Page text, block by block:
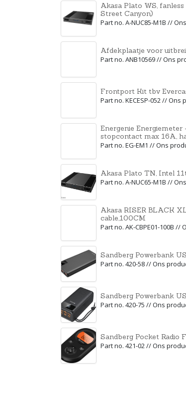
Akasa Plato WS,
Street Canyon)
Part no. A-NUC85-M1B //
Afdekplaatje voor
Part no. ANB10569 // Ons
Frontport Kit tbv
Part no. KECESP-052 // Ons
Energenie
stopcontact max 16A,
Part no. EG-EM1 // Ons
Akasa Plato TN, Intel
Part no. A-NUC65-M1B //
Akasa RISER BLACK
cable,100CM
Part no. AK-CBPE01-100B
Sandberg Powerbank
Part no. 420-58 // Ons
Sandberg Powerbank
Part no. 420-75 // Ons
Sandberg Pocket Radio
Part no. 421-02 // Ons